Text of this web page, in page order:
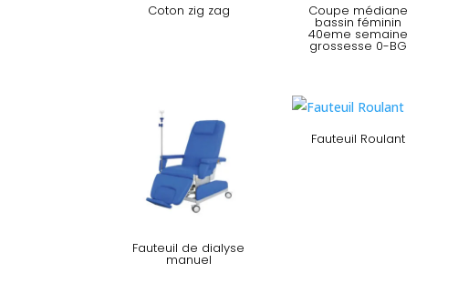
Coton zig zag Coupe médiane
bassin féminin
40eme semaine
grossesse 0-BG
Fauteuil de dialyse
manuel
Fauteuil Roulant